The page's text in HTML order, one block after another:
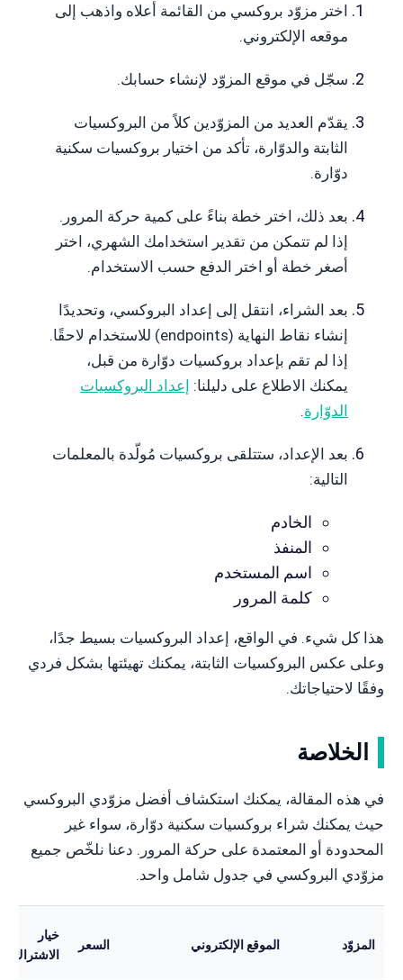
اختر مزوّد بروكسي من القائمة أعلاه واذهب إلى
موقعه الإلكتروني.
سجّل في موقع المزوّد لإنشاء حسابك.
يقدّم العديد من المزوّدين كلاً من البروكسيات
الثابتة والدوّارة، تأكد من اختيار بروكسيات سكنية
دوّارة.
بعد ذلك، اختر خطة بناءً على كمية حركة المرور.
إذا لم تتمكن من تقدير استخدامك الشهري، اختر
أصغر خطة أو اختر الدفع حسب الاستخدام.
بعد الشراء، انتقل إلى إعداد البروكسي، وتحديدًا
إنشاء نقاط النهاية (endpoints) للاستخدام لاحقًا.
إذا لم تقم بإعداد بروكسيات دوّارة من قبل،
يمكنك الاطلاع على دليلنا: إعداد البروكسيات
الدوّارة.
بعد الإعداد، ستتلقى بروكسيات مُولّدة بالمعلمات
التالية:
الخادم
المنفذ
اسم المستخدم
كلمة المرور
هذا كل شيء. في الواقع، إعداد البروكسيات بسيط جدًا،
وعلى عكس البروكسيات الثابتة، يمكنك تهيئتها بشكل فردي
وفقًا لاحتياجاتك.
الخلاصة
في هذه المقالة، يمكنك استكشاف أفضل مزوّدي البروكسي
حيث يمكنك شراء بروكسيات سكنية دوّارة، سواء غير
المحدودة أو المعتمدة على حركة المرور. دعنا نلخّص جميع
مزوّدي البروكسي في جدول شامل واحد.
المزوّد الموقع الإلكتروني السعر
خيار
الاشتراك